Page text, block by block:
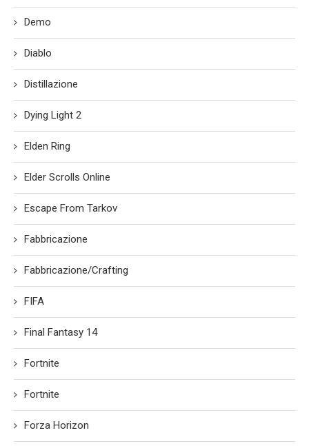
Demo
Diablo
Distillazione
Dying Light 2
Elden Ring
Elder Scrolls Online
Escape From Tarkov
Fabbricazione
Fabbricazione/Crafting
FIFA
Final Fantasy 14
Fortnite
Fortnite
Forza Horizon